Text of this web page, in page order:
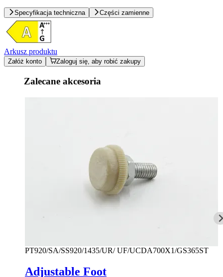
Specyfikacja techniczna Części zamienne
Arkusz produktu
Załóż konto Zaloguj się, aby robić zakupy
Zalecane akcesoria
PT920/SA/SS920/1435/UR/ UF/UCDA700X1/GS365ST
Adjustable Foot